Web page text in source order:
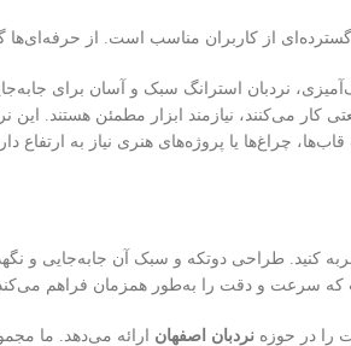
از کاربران مناسب است. از حرفه‌ای‌ها
نردبان استرانگ سبک و آسان برای
کار می‌کنند، نیازمند ابزار مطمئن هستند.
چراغ‌ها یا پروژه‌های هنری نیاز به ارتفاع
کنید. طراحی دو‌تکه و سبک آن جابه‌جایی و
که سرعت و دقت را به‌طور همزمان فراهم
را در حوزه نردبان اصفهان ارائه می‌دهد. ما